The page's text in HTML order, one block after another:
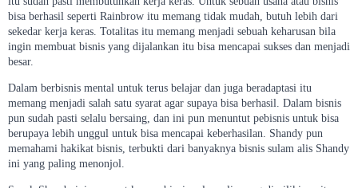
bisa berhasil seperti Rainbrow itu memang tidak mudah, butuh lebih dari
sekedar kerja keras. Totalitas itu memang menjadi sebuah keharusan bila
ingin membuat bisnis yang dijalankan itu bisa mencapai sukses dan menjadi
besar.
Dalam berbisnis mental untuk terus belajar dan juga beradaptasi itu
memang menjadi salah satu syarat agar supaya bisa berhasil. Dalam bisnis
pun sudah pasti selalu bersaing, dan ini pun menuntut pebisnis untuk bisa
berupaya lebih unggul untuk bisa mencapai keberhasilan. Shandy pun
memahami hakikat bisnis, terbukti dari banyaknya bisnis sulam alis Shandy
ini yang paling menonjol.